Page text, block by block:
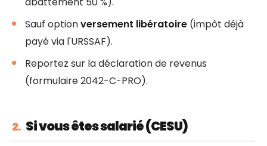
Sauf optionversement libératoire (impôt déjà
payé via l'URSSAF).
Reportez sur la déclaration de revenus
(formulaire 2042-C-PRO).
2. Si vous êtes salarié (CESU)